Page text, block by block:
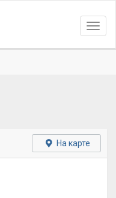
На карте